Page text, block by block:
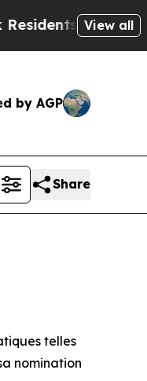
Warned of
View all
by AGP
Share
telles
nomination